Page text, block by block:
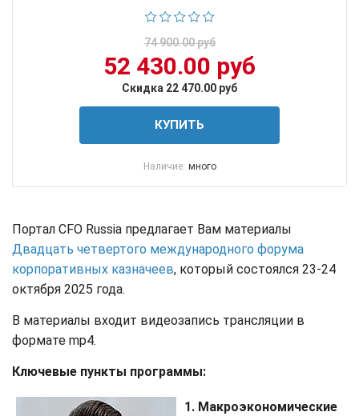
74 900.00 руб
52 430.00 руб
Скидка 22 470.00 руб
КУПИТЬ
Наличие: много
Портал CFO Russia предлагает Вам материалы
Двадцать четвертого международного форума
корпоративных казначеев, который состоялся 23-24
октября 2025 года.
В материалы входит видеозапись трансляции в
формате mp4.
Ключевые пункты программы:
1. Макроэкономические